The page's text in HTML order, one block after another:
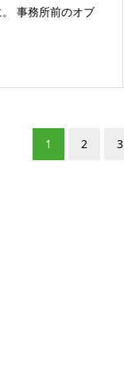
事務所前のオブ
1 2 3